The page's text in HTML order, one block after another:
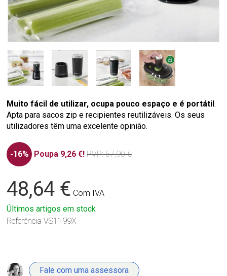
Muito fácil de utilizar, ocupa pouco espaço e é portátil.
Apta para sacos zip e recipientes reutilizáveis. Os seus
utilizadores têm uma excelente opinião.
-16% Poupa 9,26 €! PVP: 57,90 €
48,64 € Com IVA
Últimos artigos em stock
Referência VS1199X
Fale com uma assessora